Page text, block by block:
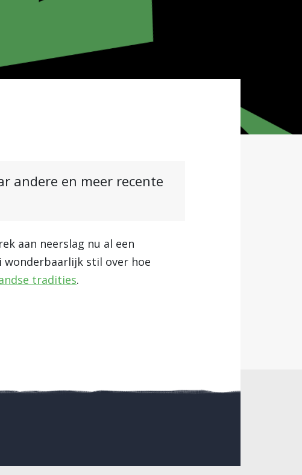
andere en meer recente
aan neerslag nu al een
stil over hoe
tradities.